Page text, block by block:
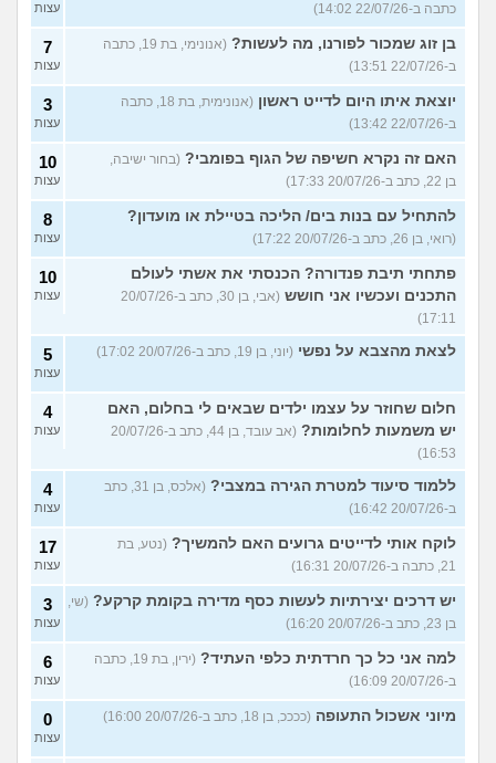
כתבה ב-22/07/26 14:02)
עצות
בן זוג שמכור לפורנו, מה לעשות?
(אנונימי, בת 19, כתבה
ב-22/07/26 13:51)
7
עצות
יוצאת איתו היום לדייט ראשון
(אנונימית, בת 18, כתבה
ב-22/07/26 13:42)
3
עצות
האם זה נקרא חשיפה של הגוף בפומבי? (בחור ישיבה,
בן 22, כתב ב-20/07/26 17:33)
10
עצות
להתחיל עם בנות בים/ הליכה בטיילת או מועדון?
(רואי, בן 26, כתב ב-20/07/26 17:22)
8
עצות
פתחתי תיבת פנדורה? הכנסתי את אשתי לעולם
התכנים ועכשיו אני חושש
(אבי, בן 30, כתב ב-20/07/26
17:11)
10
עצות
לצאת מהצבא על נפשי (יוני, בן 19, כתב ב-20/07/26 17:02) 5
עצות
חלום שחוזר על עצמו ילדים שבאים לי בחלום, האם
יש משמעות לחלומות?
(אב עובד, בן 44, כתב ב-20/07/26
16:53)
4
עצות
ללמוד סיעוד למטרת הגירה במצבי?
(אלכס, בן 31, כתב
ב-20/07/26 16:42)
4
עצות
לוקח אותי לדייטים גרועים האם להמשיך? (נטע, בת
21, כתבה ב-20/07/26 16:31)
17
עצות
יש דרכים יצירתיות לעשות כסף מדירה בקומת קרקע? (שי,
בן 23, כתב ב-20/07/26 16:20)
3
עצות
למה אני כל כך חרדתית כלפי העתיד?
(ירין, בת 19, כתבה
ב-20/07/26 16:09)
6
עצות
מיוני אשכול התעופה (ככככ, בן 18, כתב ב-20/07/26 16:00) 0
עצות